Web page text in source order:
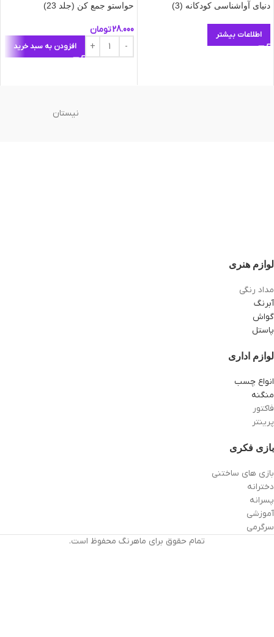
دنیای آواشناسی کودکانه (3)
اطلاعات بیشتر
حواستو جمع کن (جلد 23)
28.000تومان
افزودن به سبد خرید
نیستان
لوازم هنری
مداد رنگی
آبرنگ
گواش
پاستل
لوازم اداری
انواع چسب
منگنه
فاکتور
پرینتر
بازی فکری
بازی های ساختنی
دخترانه
پسرانه
آموزشی
سرگرمی
تمام حقوق برای ماهرنگ محفوظ است.